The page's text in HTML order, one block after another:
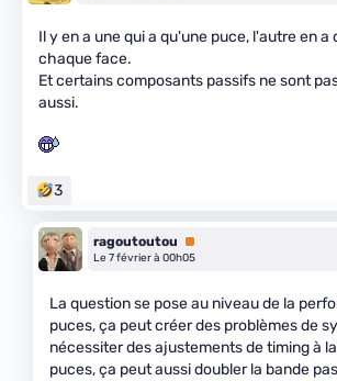
Il y en a une qui a qu'une puce, l'autre en a
chaque face.
Et certains composants passifs ne sont
aussi.
3
ragoutoutou
Premium
Le 7 février à 00h05
La question se pose au niveau de la
puces, ça peut créer des problèmes de
nécessiter des ajustements de timing à
puces, ça peut aussi doubler la bande